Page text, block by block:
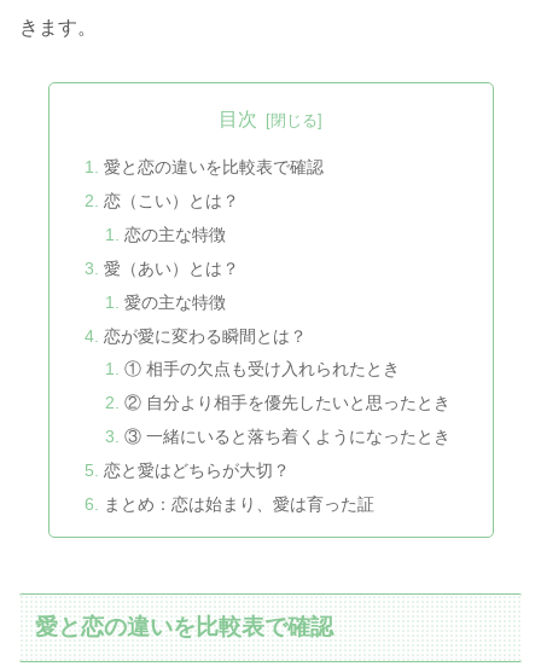
きます。
目次
愛と恋の違いを比較表で確認
恋（こい）とは？
恋の主な特徴
愛（あい）とは？
愛の主な特徴
恋が愛に変わる瞬間とは？
① 相手の欠点も受け入れられたとき
② 自分より相手を優先したいと思ったとき
③ 一緒にいると落ち着くようになったとき
恋と愛はどちらが大切？
まとめ：恋は始まり、愛は育った証
愛と恋の違いを比較表で確認